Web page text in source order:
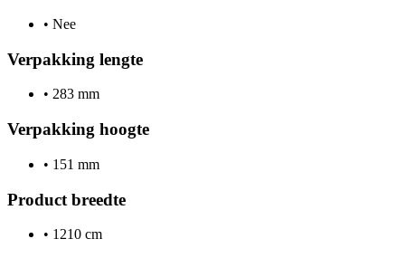
• Nee
Verpakking lengte
• 283 mm
Verpakking hoogte
• 151 mm
Product breedte
• 1210 cm